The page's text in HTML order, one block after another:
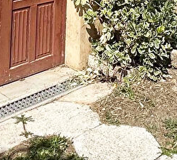
espace bureau. Aménagement
accueillir sans délai.
vos moments en extérieur.
Ne manquez pas cette